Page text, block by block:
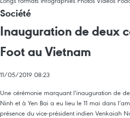
Société
Inauguration de deux
Foot au Vietnam
11/05/2019 08:23
Une cérémonie marquant l’inauguration de
Ninh et à Yen Bai a eu lieu le 11 mai dans
présence du vice-président indien Venkaiah